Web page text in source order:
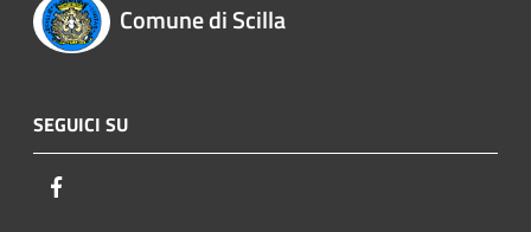
Comune di Scilla
SEGUICI SU